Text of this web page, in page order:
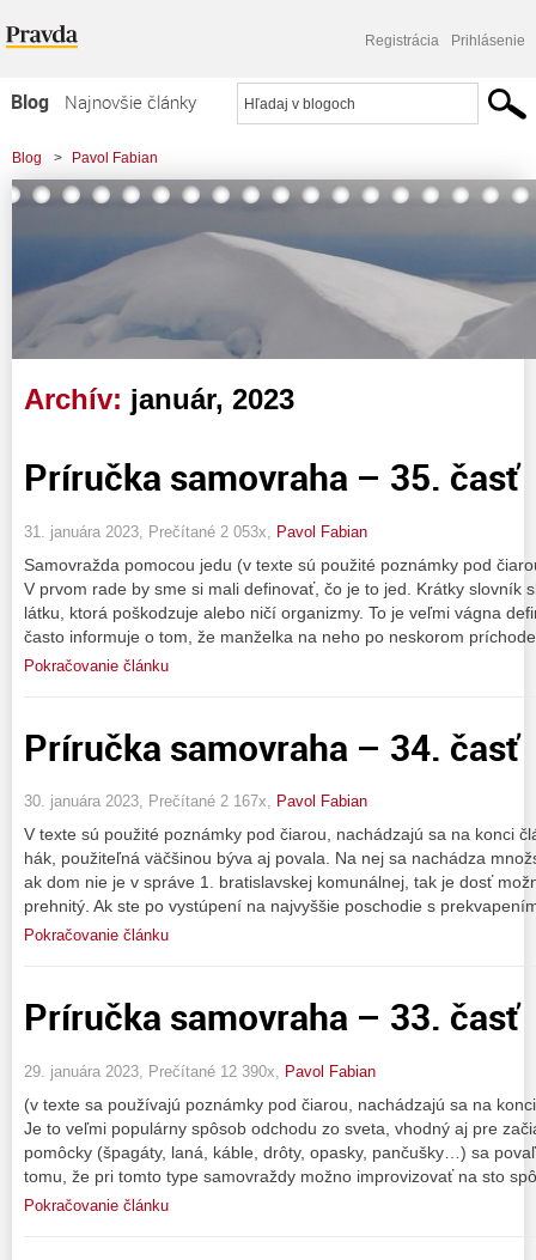
Registrácia Prihlásenie
Blog
Najnovšie články
Najčítanejšie články
Najkomentovanejšie články
Komerčné blogy
Blog > Pavol Fabian
Archív: január, 2023
Príručka samovraha – 35. časť
31. januára 2023, Prečítané 2 053x, Pavol Fabian
Samovražda pomocou jedu (v texte sú použité poznámky pod
V prvom rade by sme si mali definovať, čo je to jed. Krátky slovník
látku, ktorá poškodzuje alebo ničí organizmy. To je veľmi vágna
často informuje o tom, že manželka na neho po neskorom
Pokračovanie článku
Príručka samovraha – 34. časť
30. januára 2023, Prečítané 2 167x, Pavol Fabian
V texte sú použité poznámky pod čiarou, nachádzajú sa na konci
hák, použiteľná väčšinou býva aj povala. Na nej sa nachádza
ak dom nie je v správe 1. bratislavskej komunálnej, tak je dosť
prehnitý. Ak ste po vystúpení na najvyššie poschodie s
Pokračovanie článku
Príručka samovraha – 33. časť
29. januára 2023, Prečítané 12 390x, Pavol Fabian
(v texte sa používajú poznámky pod čiarou, nachádzajú sa na
Je to veľmi populárny spôsob odchodu zo sveta, vhodný aj pre
pomôcky (špagáty, laná, káble, drôty, opasky, pančušky…) sa
tomu, že pri tomto type samovraždy možno improvizovať na sto
Pokračovanie článku